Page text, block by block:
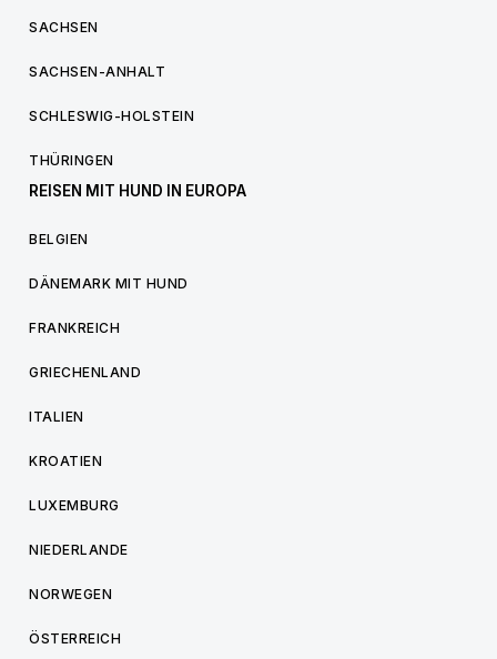
SACHSEN
SACHSEN-ANHALT
SCHLESWIG-HOLSTEIN
THÜRINGEN
REISEN MIT HUND IN EUROPA
BELGIEN
DÄNEMARK MIT HUND
FRANKREICH
GRIECHENLAND
ITALIEN
KROATIEN
LUXEMBURG
NIEDERLANDE
NORWEGEN
ÖSTERREICH